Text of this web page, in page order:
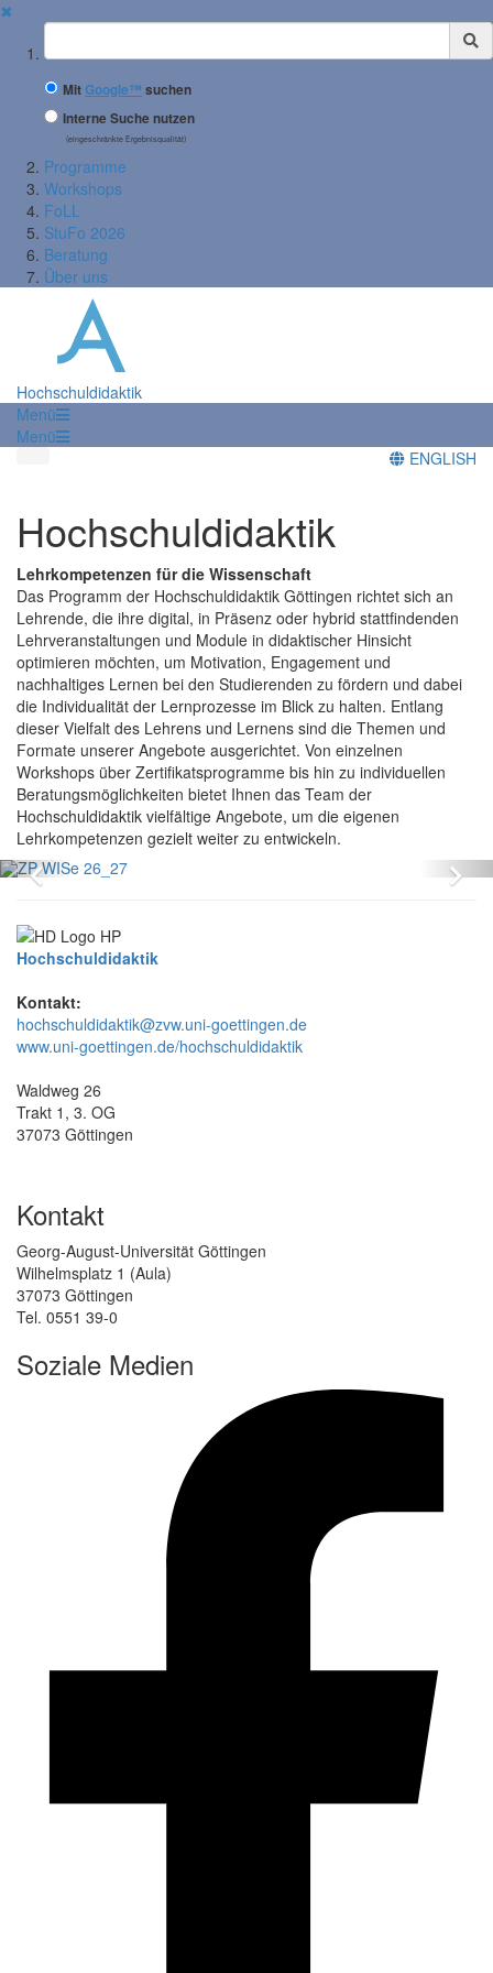
✖
Suchbegriff
MitGoogle™ suchen
Interne Suche nutzen
(eingeschränkte Ergebnisqualität)
Programme
Workshops
FoLL
StuFo 2026
Beratung
Über uns
Hochschuldidaktik
Menü
Menü
ENGLISH
Hochschuldidaktik
Lehrkompetenzen für die Wissenschaft
Das Programm der Hochschuldidaktik Göttingen richtet sich an
Lehrende, die ihre digital, in Präsenz oder hybrid stattfindenden
Lehrveranstaltungen und Module in didaktischer Hinsicht
optimieren möchten, um Motivation, Engagement und
nachhaltiges Lernen bei den Studierenden zu fördern und dabei
die Individualität der Lernprozesse im Blick zu halten. Entlang
dieser Vielfalt des Lehrens und Lernens sind die Themen und
Formate unserer Angebote ausgerichtet. Von einzelnen
Workshops über Zertifikatsprogramme bis hin zu individuellen
Beratungsmöglichkeiten bietet Ihnen das Team der
Hochschuldidaktik vielfältige Angebote, um die eigenen
Lehrkompetenzen gezielt weiter zu entwickeln.
Zurück
Hochschuldidaktik
Kontakt:
hochschuldidaktik@zvw.uni-goettingen.de
www.uni-goettingen.de/hochschuldidaktik
Waldweg 26
Trakt 1, 3. OG
37073 Göttingen
Kontakt
Georg-August-Universität Göttingen
Wilhelmsplatz 1 (Aula)
37073 Göttingen
Tel. 0551 39-0
Soziale Medien